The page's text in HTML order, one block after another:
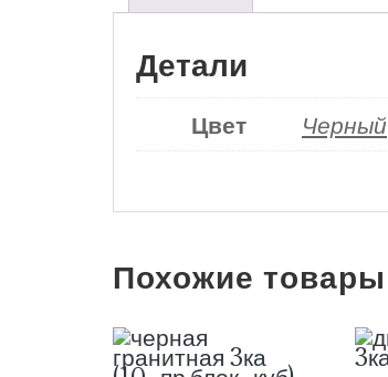
Детали
Цвет Черный
Похожие товары